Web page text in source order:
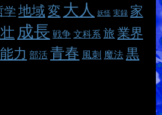
学 地域 変 大人 妖怪 実録 家
成長 戦争 文科系 旅 業界
能力 部活 青春 風刺 魔法 黒